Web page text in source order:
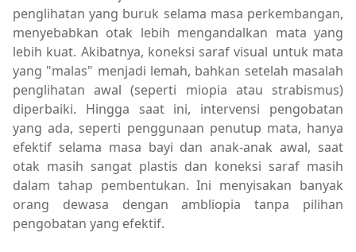
penglihatan yang buruk selama masa perkembangan,
menyebabkan otak lebih mengandalkan mata yang
lebih kuat. Akibatnya, koneksi saraf visual untuk mata
yang "malas" menjadi lemah, bahkan setelah masalah
penglihatan awal (seperti miopia atau strabismus)
diperbaiki. Hingga saat ini, intervensi pengobatan
yang ada, seperti penggunaan penutup mata, hanya
efektif selama masa bayi dan anak-anak awal, saat
otak masih sangat plastis dan koneksi saraf masih
dalam tahap pembentukan. Ini menyisakan banyak
orang dewasa dengan ambliopia tanpa pilihan
pengobatan yang efektif.